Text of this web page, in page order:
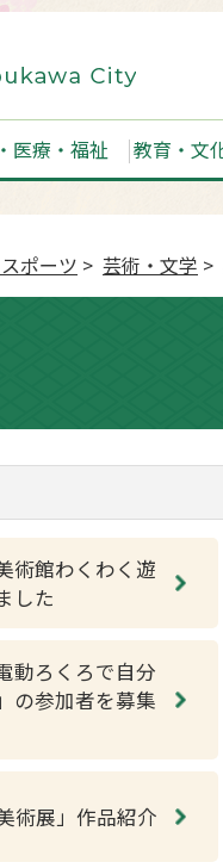
医療・福祉 教育・文
ポーツ > 芸術・文学 >
術館わくわく遊
した
動ろくろで自分
の参加者を募集
術展」作品紹介